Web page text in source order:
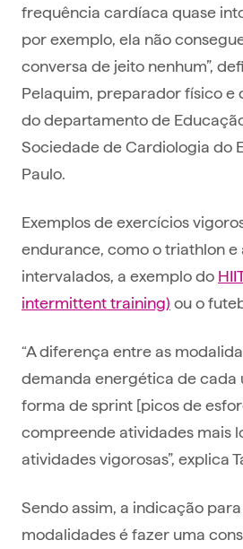
frequência cardíaca quase
por exemplo, ela não
conversa de jeito nenhum”,
Pelaquim, preparador físico e
do departamento de
Sociedade de Cardiologia do
Paulo.
Exemplos de exercícios
endurance, como o triathlon e
intervalados, a exemplo do
intermittent training) ou o
“A diferença entre as
demanda energética de cada
forma de sprint [picos de
compreende atividades mais
atividades vigorosas”, explica
Sendo assim, a indicação
modalidades é fazer uma